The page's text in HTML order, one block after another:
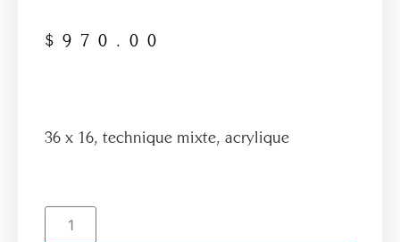
$ 970.00
36 x 16, technique mixte, acrylique